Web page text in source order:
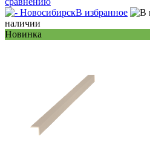
В избранное
наличии
Новинка